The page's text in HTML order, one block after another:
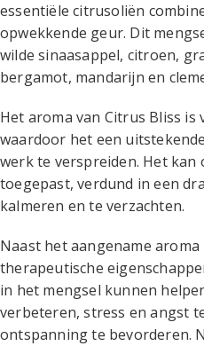
essentiële citrusoliën
opwekkende geur. Dit
wilde sinaasappel, citroen,
bergamot, mandarijn en
Het aroma van Citrus Bliss
waardoor het een
werk te verspreiden. Het
toegepast, verdund in een
kalmeren en te verzachten.
Naast het aangename
therapeutische
in het mengsel kunnen
verbeteren, stress en angst
ontspanning te bevorderen.